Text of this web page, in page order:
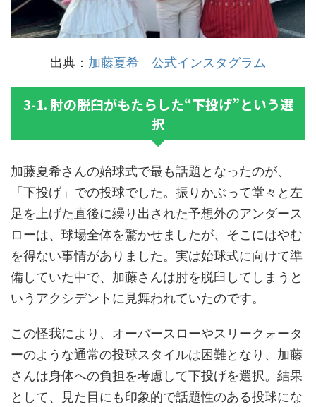
出典： 加藤夏希 公式インスタグラム
3-1. 肘の脱臼がもたらした“下投げ”という選
択
加藤夏希さんの始球式で最も話題となったのが、
「下投げ」での投球でした。振りかぶって堂々と左
足を上げた直後に繰り出された予想外のアンダース
ローは、球場全体を驚かせましたが、そこにはやむ
を得ない事情がありました。実は始球式に向けて準
備していた中で、加藤さんは肘を脱臼してしまうと
いうアクシデントに見舞われていたのです。
この怪我により、オーバースローやスリークォータ
ーのような通常の投球スタイルは困難となり、加藤
さんは身体への負担を考慮して下投げを選択。結果
として、見た目にも印象的で話題性のある投球にな